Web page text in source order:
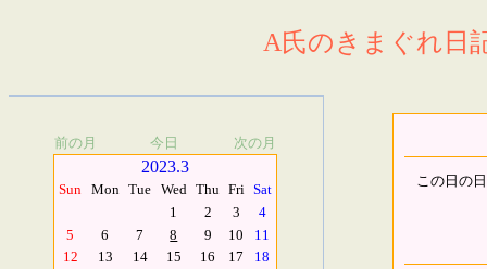
A氏のきまぐれ日
前の月 今日 次の月
2023.3
Sun Mon Tue Wed Thu Fri Sat
1
2 3
4
5
6 7 8 9 10
11
12
13 14 15 16 17
18
この日の